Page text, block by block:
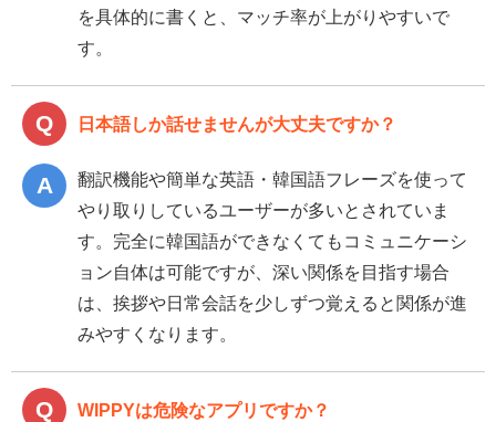
を具体的に書くと、マッチ率が上がりやすいで
す。
日本語しか話せませんが大丈夫ですか？
翻訳機能や簡単な英語・韓国語フレーズを使って
やり取りしているユーザーが多いとされていま
す。完全に韓国語ができなくてもコミュニケーシ
ョン自体は可能ですが、深い関係を目指す場合
は、挨拶や日常会話を少しずつ覚えると関係が進
みやすくなります。
WIPPYは危険なアプリですか？